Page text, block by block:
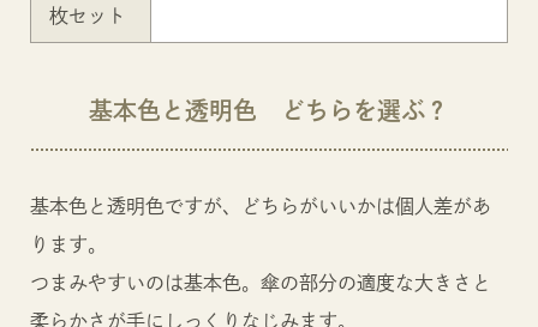
枚セット
基本色と透明色 どちらを選ぶ？
基本色と透明色ですが、どちらがいいかは個人差があ
ります。
つまみやすいのは基本色。傘の部分の適度な大きさと
柔らかさが手にしっくりなじみます。